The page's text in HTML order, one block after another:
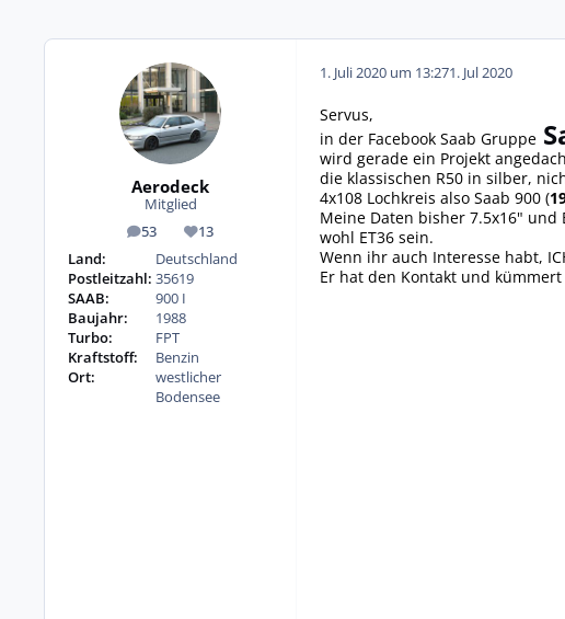
Aerodeck
Mitglied
53
Beiträge 13
Reputation
Land:
Deutschland
Postleitzahl: 35619
SAAB:
900 I
Baujahr:
1988
Turbo:
FPT
Kraftstoff:
Benzin
Ort:
westlicher
Bodensee
1. Juli 2020 um 13:271. Jul 2020
Servus,
in der Facebook Saab Gruppe
wird gerade ein Projekt
die klassischen R50 in silber,
4x108 Lochkreis also Saab 900 (
Meine Daten bisher 7.5x16" und
wohl ET36 sein.
Wenn ihr auch Interesse habt,
Er hat den Kontakt und